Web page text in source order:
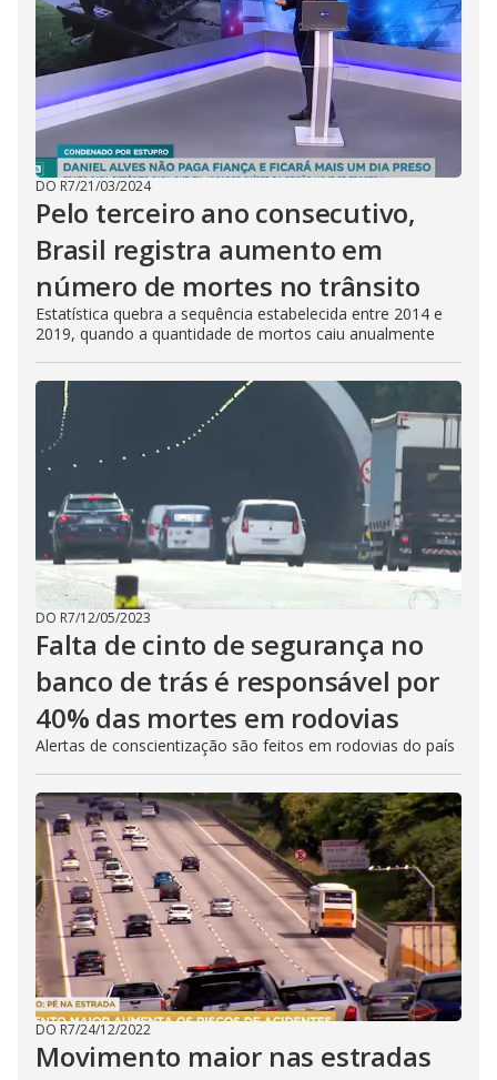
DO R7/21/03/2024
Pelo terceiro ano consecutivo,
Brasil registra aumento em
número de mortes no trânsito
Estatística quebra a sequência estabelecida entre 2014 e
2019, quando a quantidade de mortos caiu anualmente
DO R7/12/05/2023
Falta de cinto de segurança no
banco de trás é responsável por
40% das mortes em rodovias
Alertas de conscientização são feitos em rodovias do país
DO R7/24/12/2022
Movimento maior nas estradas